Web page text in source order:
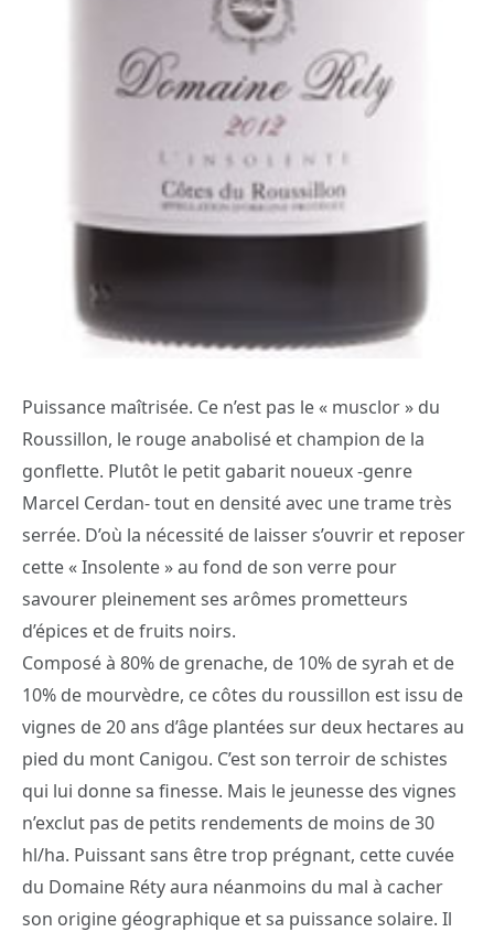
Puissance maîtrisée. Ce n’est pas le « musclor » du
Roussillon, le rouge anabolisé et champion de la
gonflette. Plutôt le petit gabarit noueux -genre
Marcel Cerdan- tout en densité avec une trame très
serrée. D’où la nécessité de laisser s’ouvrir et reposer
cette « Insolente » au fond de son verre pour
savourer pleinement ses arômes prometteurs
d’épices et de fruits noirs.
Composé à 80% de grenache, de 10% de syrah et de
10% de mourvèdre, ce côtes du roussillon est issu de
vignes de 20 ans d’âge plantées sur deux hectares au
pied du mont Canigou. C’est son terroir de schistes
qui lui donne sa finesse. Mais le jeunesse des vignes
n’exclut pas de petits rendements de moins de 30
hl/ha. Puissant sans être trop prégnant, cette cuvée
du Domaine Réty aura néanmoins du mal à cacher
son origine géographique et sa puissance solaire. Il